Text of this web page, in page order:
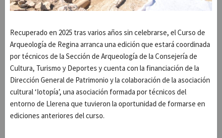
Recuperado en 2025 tras varios años sin celebrarse, el Curso de
Arqueología de Regina arranca una edición que estará coordinada
por técnicos de la Sección de Arqueología de la Consejería de
Cultura, Turismo y Deportes y cuenta con la financiación de la
Dirección General de Patrimonio y la colaboración de la asociación
cultural ‘Iotopía’, una asociación formada por técnicos del
entorno de Llerena que tuvieron la oportunidad de formarse en
ediciones anteriores del curso.